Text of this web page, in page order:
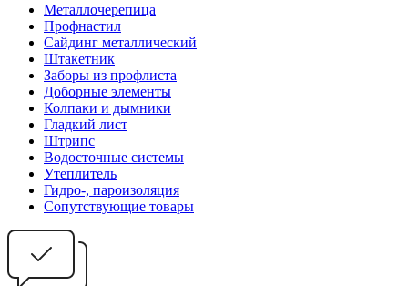
Металлочерепица
Профнастил
Сайдинг металлический
Штакетник
Заборы из профлиста
Доборные элементы
Колпаки и дымники
Гладкий лист
Штрипс
Водосточные системы
Утеплитель
Гидро-, пароизоляция
Сопутствующие товары